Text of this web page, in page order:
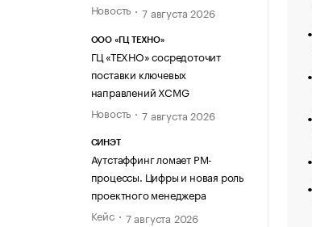
Новость
7 августа 2026
ООО «ГЦ ТЕХНО»
ГЦ «ТЕХНО» сосредоточит
поставки ключевых
направлений XCMG
Новость
7 августа 2026
СИНЭТ
Аутстаффинг ломает PM-
процессы. Цифры и новая роль
проектного менеджера
Кейс
7 августа 2026